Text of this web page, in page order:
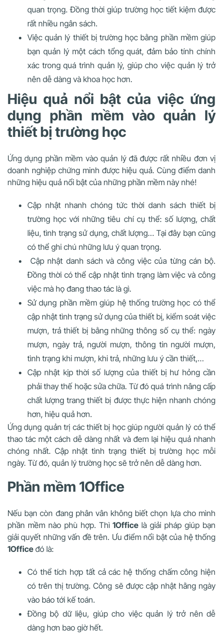
quan trọng. Đồng thời giúp trường học tiết kiệm được
rất nhiều ngân sách.
Việc quản lý thiết bị trường học bằng phần mềm giúp
bạn quản lý một cách tổng quát, đảm bảo tính chính
xác trong quá trình quản lý, giúp cho việc quản lý trở
nên dễ dàng và khoa học hơn.
Hiệu quả nổi bật của việc ứng
dụng phần mềm vào quản lý
thiết bị trường học
Ứng dụng phần mềm vào quản lý đã được rất nhiều đơn vị
doanh nghiệp chứng minh được hiệu quả. Cùng điểm danh
những hiệu quả nổi bật của những phần mềm này nhé!
Cập nhật nhanh chóng tức thời danh sách thiết bị
trường học với những tiêu chí cụ thể: số lượng, chất
liệu, tình trạng sử dụng, chất lượng… Tại đây bạn cũng
có thể ghi chú những lưu ý quan trọng.
Cập nhật danh sách và công việc của từng cán bộ.
Đồng thời có thể cập nhật tình trạng làm việc và công
việc mà họ đang thao tác là gì.
Sử dụng phần mềm giúp hệ thống trường học có thể
cập nhật tình trạng sử dụng của thiết bị, kiểm soát việc
mượn, trả thiết bị bằng những thông số cụ thể: ngày
mượn, ngày trả, người mượn, thông tin người mượn,
tình trạng khi mượn, khi trả, những lưu ý cần thiết,…
Cập nhật kịp thời số lượng của thiết bị hư hỏng cần
phải thay thế hoặc sửa chữa. Từ đó quá trình nâng cấp
chất lượng trang thiết bị được thực hiện nhanh chóng
hơn, hiệu quả hơn.
Ứng dụng quản trị các thiết bị học giúp người quản lý có thể
thao tác một cách dễ dàng nhất và đem lại hiệu quả nhanh
chóng nhất. Cập nhật tình trạng thiết bị trường học mỗi
ngày. Từ đó, quản lý trường học sẽ trở nên dễ dàng hơn.
Phần mềm 1Office
Nếu bạn còn đang phân vân không biết chọn lựa cho mình
phần mềm nào phù hợp. Thì 1Office là giải pháp giúp bạn
giải quyết những vấn đề trên. Ưu điểm nổi bật của hệ thống
1Office đó là:
Có thể tích hợp tất cả các hệ thống chấm công hiện
có trên thị trường. Công sẽ được cập nhật hằng ngày
vào báo tới kế toán.
Đồng bộ dữ liệu, giúp cho việc quản lý trở nên dễ
dàng hơn bao giờ hết.